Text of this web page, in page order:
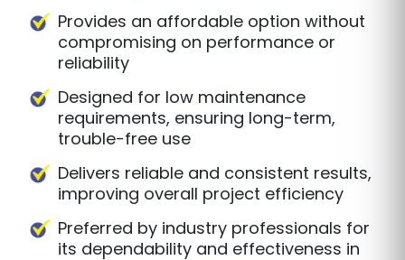
Provides an affordable option without
compromising on performance or
reliability
Designed for low maintenance
requirements, ensuring long-term,
trouble-free use
Delivers reliable and consistent results,
improving overall project efficiency
Preferred by industry professionals for
its dependability and effectiveness in